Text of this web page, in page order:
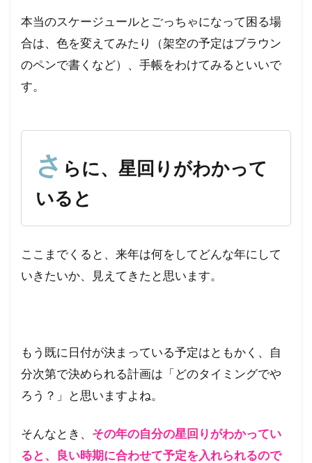
本当のスケージュールとごっちゃになって困る場
合は、色を変えてみたり（架空の予定はブラウン
のペンで書くなど）、手帳をわけてみるといいで
す。
さ らに、星回りがわかって
いると
ここまでくると、来年は何をしてどんな年にして
いきたいか、見えてきたと思います。
もう既に日付が決まっている予定はともかく、自
分次第で決められる計画は「どのタイミングでや
ろう？」と思いますよね。
そんなとき、 その年の自分の星回りがわかってい
ると、良い時期に合わせて予定を入れられるので